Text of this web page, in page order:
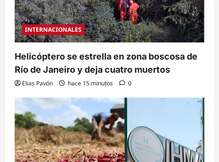
INTERNACIONALES
Helicóptero se estrella en zona boscosa de
Río de Janeiro y deja cuatro muertos
Elias Pavón hace 15 minutos 0